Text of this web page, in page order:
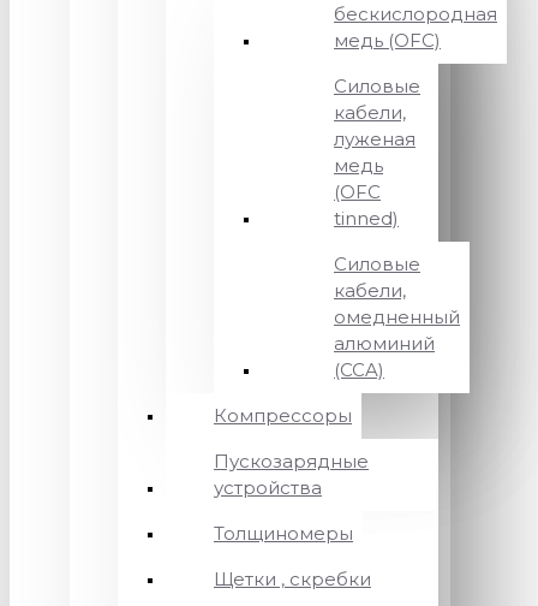
бескислородная
медь (OFC)
Силовые
кабели,
луженая
медь
(OFC
tinned)
Силовые
кабели,
омедненный
алюминий
(CCA)
Компрессоры
Пускозарядные
устройства
Толщиномеры
Щетки , скребки